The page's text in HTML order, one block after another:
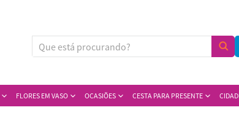
FLORES EM VASO OCASIÕES CESTA PARA PRESENTE